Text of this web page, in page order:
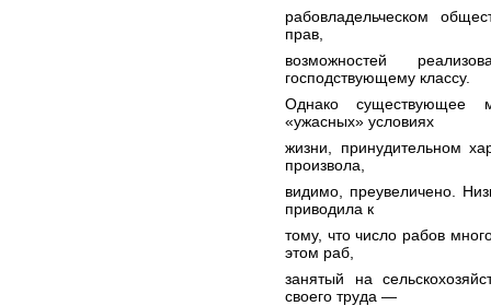
рабовладельческом
прав,
возможностей
господствующему классу.
Однако существующее
«ужасных» условиях
жизни, принудительном
произвола,
видимо, преувеличено.
приводила к
тому, что число рабов
этом раб,
занятый на
своего труда —